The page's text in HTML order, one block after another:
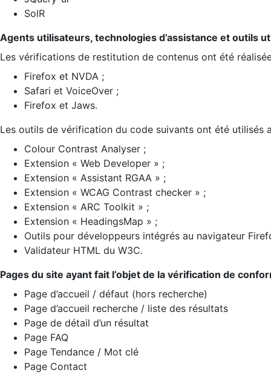
SolR
Agents utilisateurs, technologies d’assistance et outils
Les vérifications de restitution de contenus ont été
Firefox et NVDA ;
Safari et VoiceOver ;
Firefox et Jaws.
Les outils de vérification du code suivants ont été utilisés
Colour Contrast Analyser ;
Extension « Web Developer » ;
Extension « Assistant RGAA » ;
Extension « WCAG Contrast checker » ;
Extension « ARC Toolkit » ;
Extension « HeadingsMap » ;
Outils pour développeurs intégrés au navigateur
Validateur HTML du W3C.
Pages du site ayant fait l’objet de la vérification de
Page d’accueil / défaut (hors recherche)
Page d’accueil recherche / liste des résultats
Page de détail d’un résultat
Page FAQ
Page Tendance / Mot clé
Page Contact